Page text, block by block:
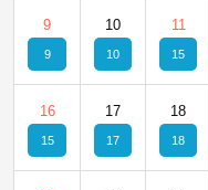
9
9
10
10
11
15
16
15
17
17
18
18